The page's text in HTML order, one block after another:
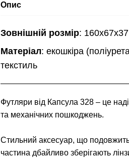
Опис
Зовнішній розмір:
Матеріал: екошкіра
текстиль
Футляри від Капсула 328 – це
та механічних пошкоджень.
Стильний аксесуар, що
частина дбайливо зберігають